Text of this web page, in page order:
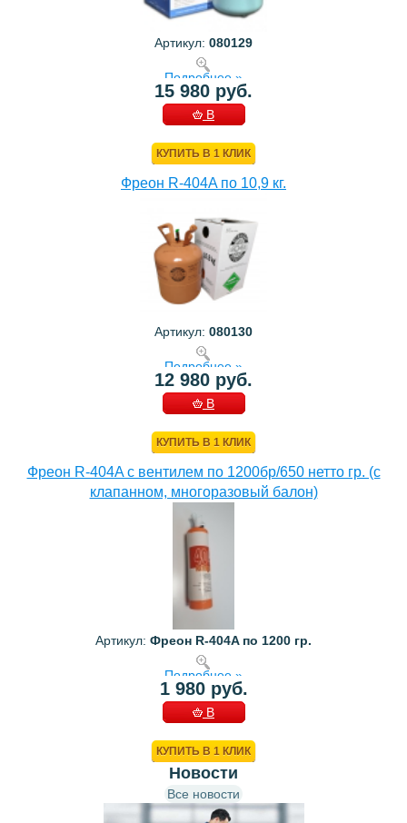
Артикул: 080129
Подробнее »
15 980 руб.
В
КУПИТЬ В 1 КЛИК
Фреон R-404A по 10,9 кг.
Артикул: 080130
Подробнее »
12 980 руб.
В
КУПИТЬ В 1 КЛИК
Фреон R-404A с вентилем по 1200бр/650 нетто гр. (с
клапанном, многоразовый балон)
Артикул: Фреон R-404A по 1200 гр.
Подробнее »
1 980 руб.
В
КУПИТЬ В 1 КЛИК
Новости
Все новости